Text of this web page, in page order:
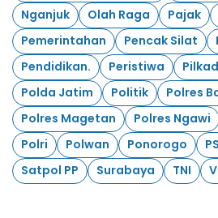
Nganjuk
Olah Raga Pajak
Pemerintahan
Pencak Silat
Pendidikan.
Peristiwa
Polda Jatim
Politik Polres
Polres Magetan
Polres Ngawi
Polri
Polwan Ponorogo
Satpol PP
Surabaya TNI